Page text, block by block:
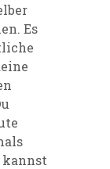
Es
kannst